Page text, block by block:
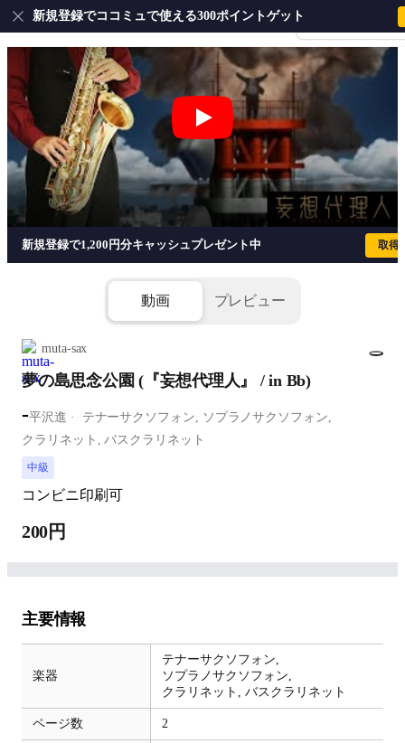
会員登録・ログイ
新規登録でココミュで使える300ポイントゲット
夢の島思念公園 (『妄想代理人』 / in
新規登録で1,200円分キャッシュプレゼント中 取得
動画 プレビュー
muta-sax
夢の島思念公園 (『妄想代理人』 / in Bb)
-平沢進 テナーサクソフォン, ソプラノサクソフォン,
クラリネット,バスクラリネット
中級
コンビニ印刷可
200円
主要情報
楽器
テナーサクソフォン,
ソプラノサクソフォン,
クラリネット, バスクラリネット
ページ数 2